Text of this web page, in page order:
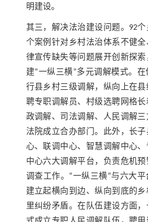
明建设。
其三，解决法治建设问题。92
个案例针对乡村法治体系不健
律宣传缺失等问题展开创新探
建“一纵三横”多元调解模式。
行县乡村三级调解，纵向上在
聘专职调解员、村级选聘网格
政调解、司法调解、人民调解三
法院成立合办部门。此外，长
心、联调中心、智慧调解中心
中心六大调解平台，负责危机
调查工作。“一纵三横”与六大
建立起横向到边、纵向到底的
里纠纷矛盾。在队伍建设方面